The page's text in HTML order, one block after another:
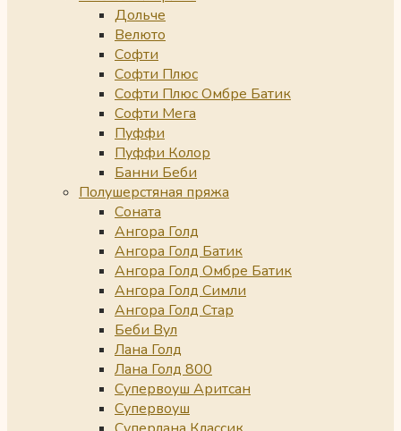
Дольче
Велюто
Софти
Софти Плюс
Софти Плюс Омбре Батик
Софти Мега
Пуффи
Пуффи Колор
Банни Беби
Полушерстяная пряжа
Соната
Ангора Голд
Ангора Голд Батик
Ангора Голд Омбре Батик
Ангора Голд Симли
Ангора Голд Стар
Беби Вул
Лана Голд
Лана Голд 800
Супервоуш Аритсан
Супервоуш